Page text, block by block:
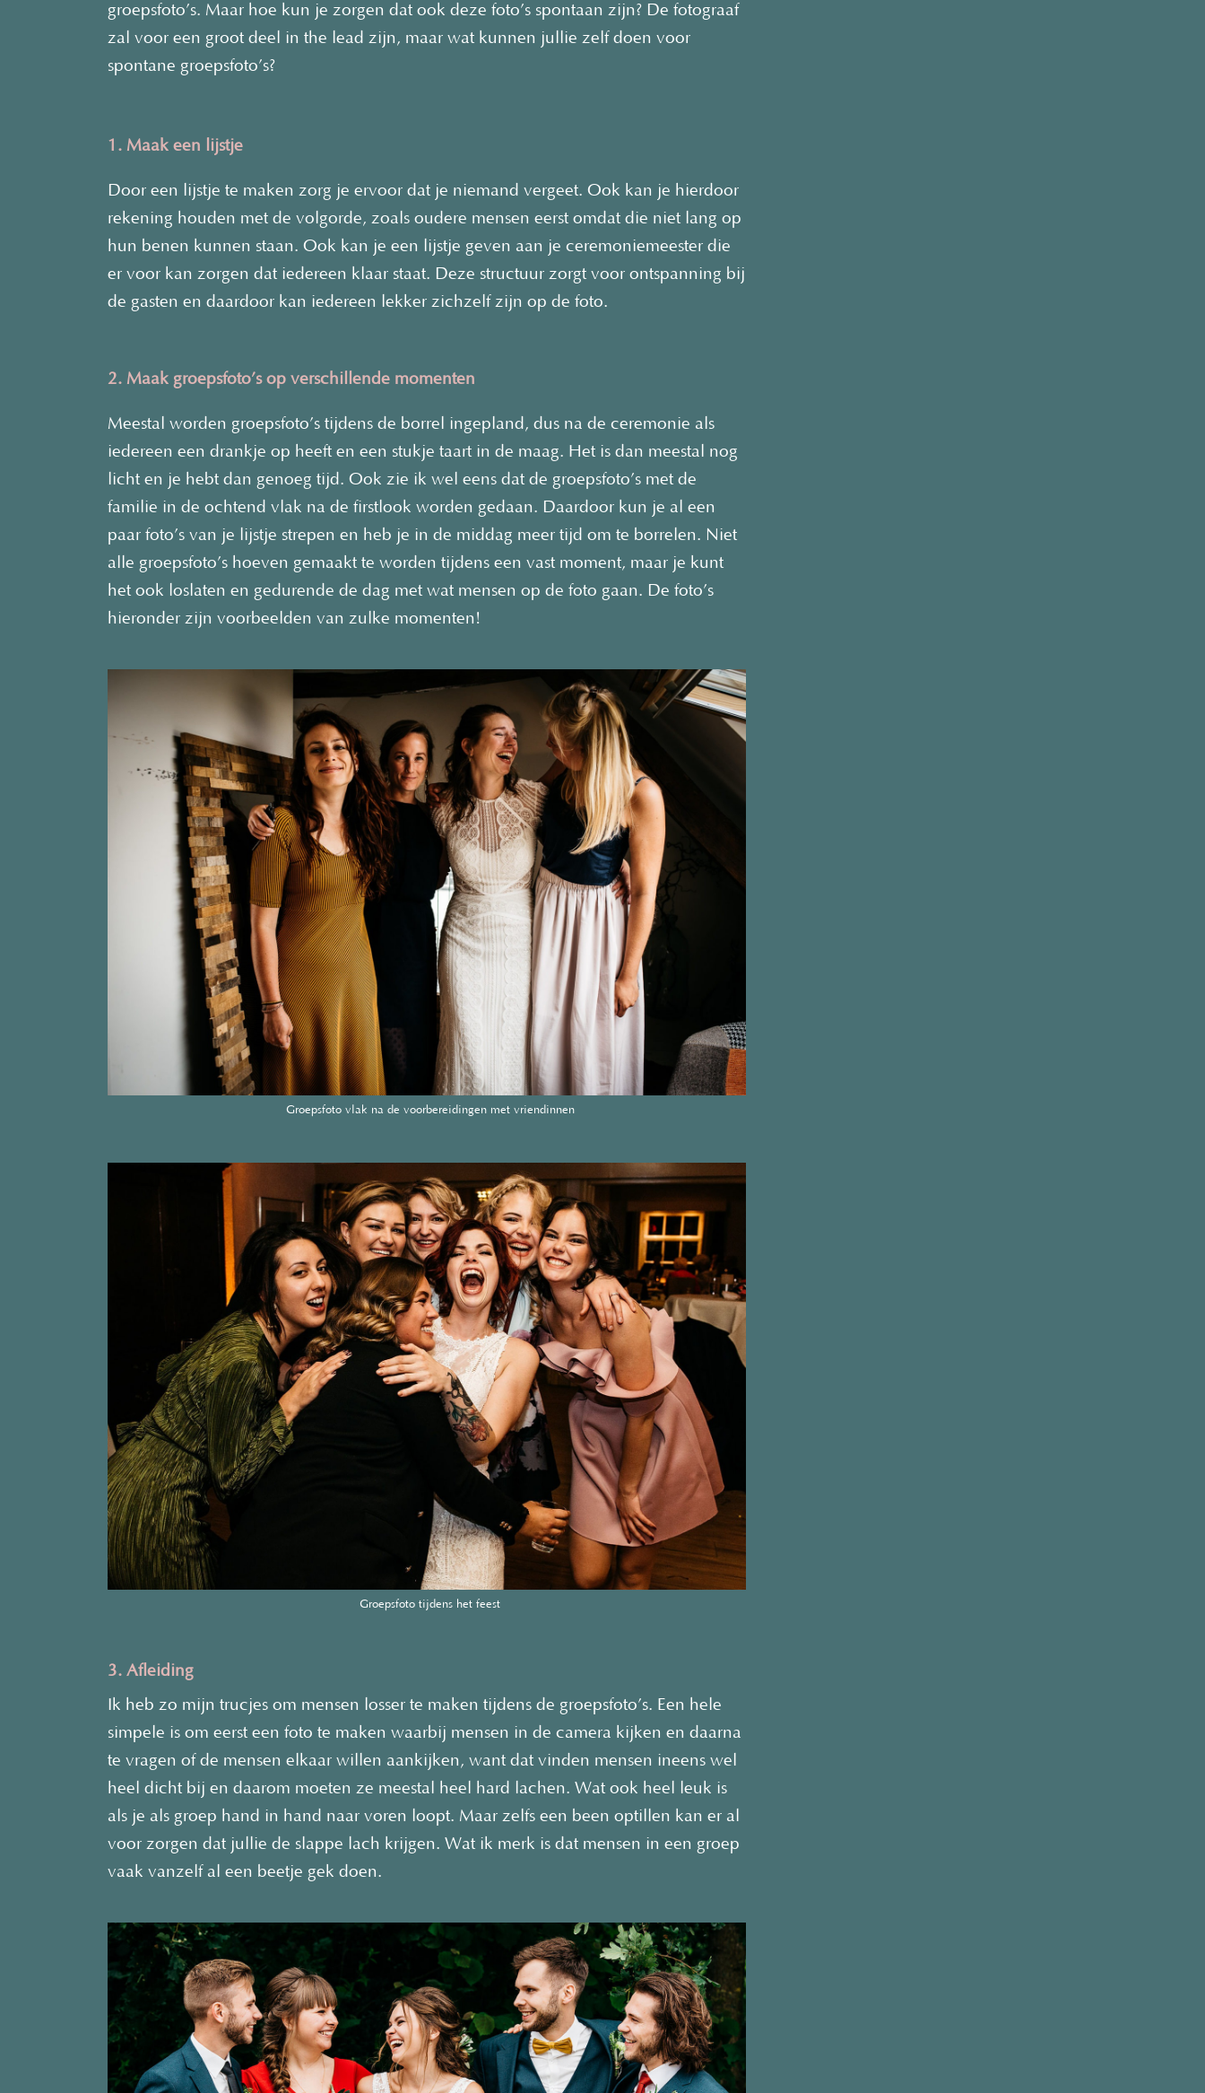
groepsfoto’s. Maar hoe kun je zorgen dat ook deze foto’s spontaan zijn? De fotograaf
zal voor een groot deel in the lead zijn, maar wat kunnen jullie zelf doen voor
spontane groepsfoto’s?
1. Maak een lijstje
Door een lijstje te maken zorg je ervoor dat je niemand vergeet. Ook kan je hierdoor
rekening houden met de volgorde, zoals oudere mensen eerst omdat die niet lang op
hun benen kunnen staan. Ook kan je een lijstje geven aan je ceremoniemeester die
er voor kan zorgen dat iedereen klaar staat. Deze structuur zorgt voor ontspanning bij
de gasten en daardoor kan iedereen lekker zichzelf zijn op de foto.
2. Maak groepsfoto’s op verschillende momenten
Meestal worden groepsfoto’s tijdens de borrel ingepland, dus na de ceremonie als
iedereen een drankje op heeft en een stukje taart in de maag. Het is dan meestal nog
licht en je hebt dan genoeg tijd. Ook zie ik wel eens dat de groepsfoto’s met de
familie in de ochtend vlak na de firstlook worden gedaan. Daardoor kun je al een
paar foto’s van je lijstje strepen en heb je in de middag meer tijd om te borrelen. Niet
alle groepsfoto’s hoeven gemaakt te worden tijdens een vast moment, maar je kunt
het ook loslaten en gedurende de dag met wat mensen op de foto gaan. De foto’s
hieronder zijn voorbeelden van zulke momenten!
Groepsfoto vlak na de voorbereidingen met vriendinnen
Groepsfoto tijdens het feest
3. Afleiding
Ik heb zo mijn trucjes om mensen losser te maken tijdens de groepsfoto’s. Een hele
simpele is om eerst een foto te maken waarbij mensen in de camera kijken en daarna
te vragen of de mensen elkaar willen aankijken, want dat vinden mensen ineens wel
heel dicht bij en daarom moeten ze meestal heel hard lachen. Wat ook heel leuk is
als je als groep hand in hand naar voren loopt. Maar zelfs een been optillen kan er al
voor zorgen dat jullie de slappe lach krijgen. Wat ik merk is dat mensen in een groep
vaak vanzelf al een beetje gek doen.